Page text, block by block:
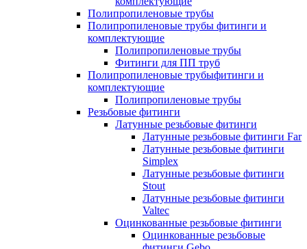
Полипропиленовые трубы
Полипропиленовые трубы фитинги и
комплектующие
Полипропиленовые трубы
Фитинги для ПП труб
Полипропиленовые трубыфитинги и
комплектующие
Полипропиленовые трубы
Резьбовые фитинги
Латунные резьбовые фитинги
Латунные резьбовые фитинги Far
Латунные резьбовые фитинги
Simplex
Латунные резьбовые фитинги
Stout
Латунные резьбовые фитинги
Valtec
Оцинкованные резьбовые фитинги
Оцинкованные резьбовые